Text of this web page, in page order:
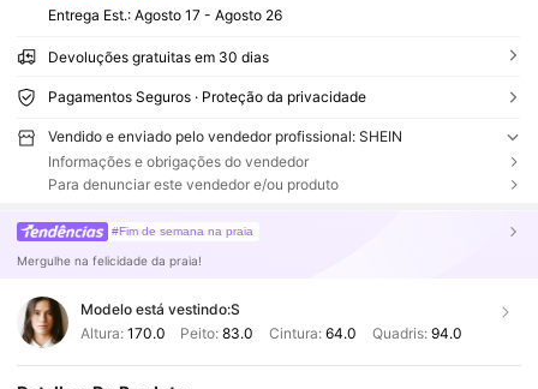
Entrega Est.: Agosto 17 - Agosto 26
Devoluções gratuitas em 30 dias
Pagamentos Seguros · Proteção da privacidade
Vendido e enviado pelo vendedor profissional: SHEIN
Informações e obrigações do vendedor
Para denunciar este vendedor e/ou produto
#Fim de semana na praia
Mergulhe na felicidade da praia!
Modelo está vestindo:S
Altura: 170.0 Peito:83.0 Cintura: 64.0 Quadris: 94.0